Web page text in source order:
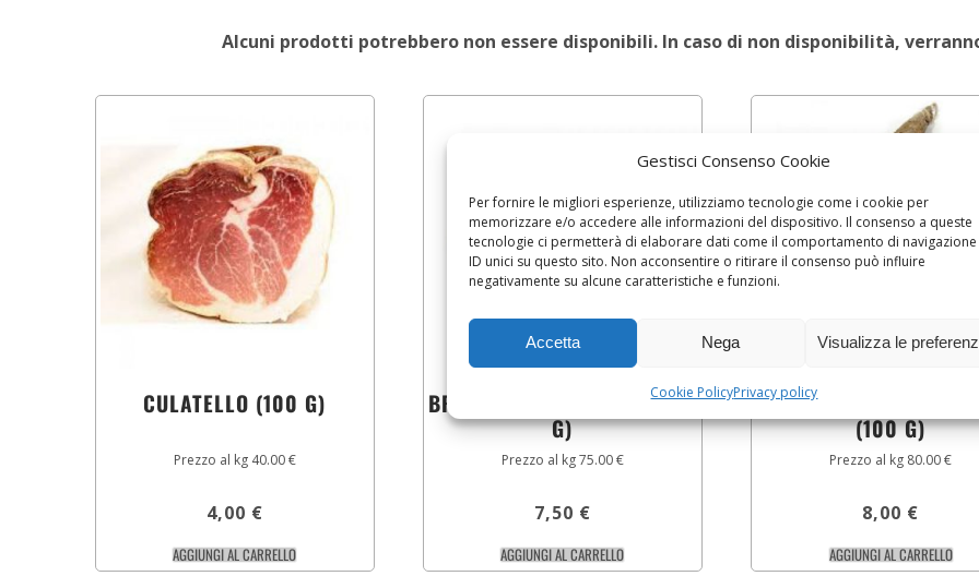
Gestisci Consenso Cookie
Per fornire le migliori esperienze, utilizziamo tecnologie come i cookie per
memorizzare e/o accedere alle informazioni del dispositivo. Il consenso a queste
tecnologie ci permetterà di elaborare dati come il comportamento di navigazione
ID unici su questo sito. Non acconsentire o ritirare il consenso può influire
negativamente su alcune caratteristiche e funzioni.
Accetta Nega Visualizza le
Cookie PolicyPrivacy policy
Alcuni prodotti potrebbero non essere disponibili. In caso di non disponibilità,
CULATELLO (100 G)
Prezzo al kg 40.00 €
4,00 €
AGGIUNGI AL CARRELLO
BRESAOLA DI CAVALLO (100
G)
Prezzo al kg 75.00 €
7,50 €
AGGIUNGI AL CARRELLO
PROSCIUTTO DI
(100 G)
Prezzo al kg 80.00 €
8,00 €
AGGIUNGI AL CARRELLO